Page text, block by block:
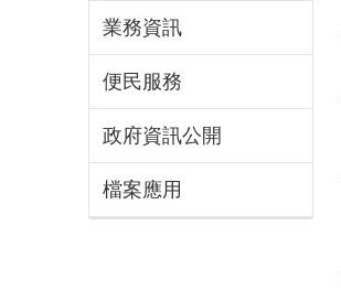
業務資訊
便民服務
政府資訊公開
檔案應用